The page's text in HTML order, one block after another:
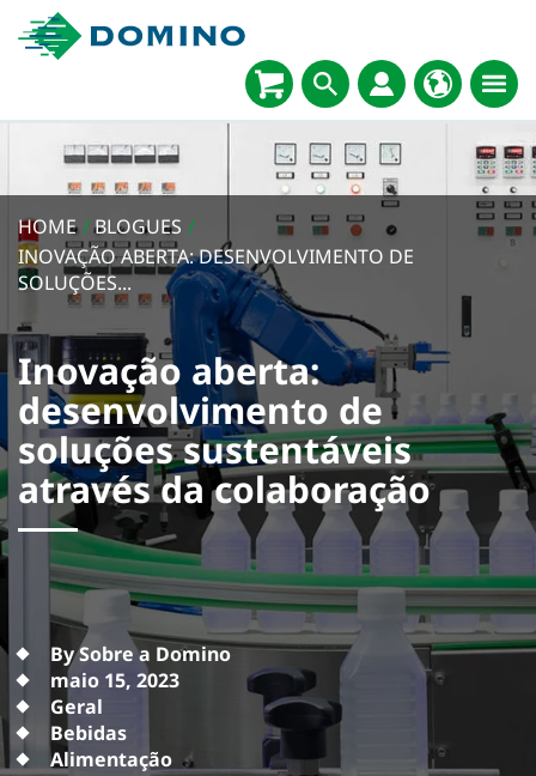
HOME /BLOGUES /
INOVAÇÃO ABERTA: DESENVOLVIMENTO DE
SOLUÇÕES...
Inovação aberta:
desenvolvimento de
soluções sustentáveis
através da colaboração
By Sobre a Domino
maio 15, 2023
Geral
Bebidas
Alimentação